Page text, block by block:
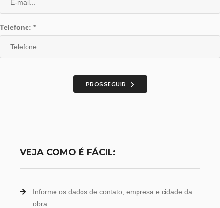
Telefone: *
PROSSEGUIR
VEJA COMO É FÁCIL:
Informe os dados de contato, empresa e cidade da
obra